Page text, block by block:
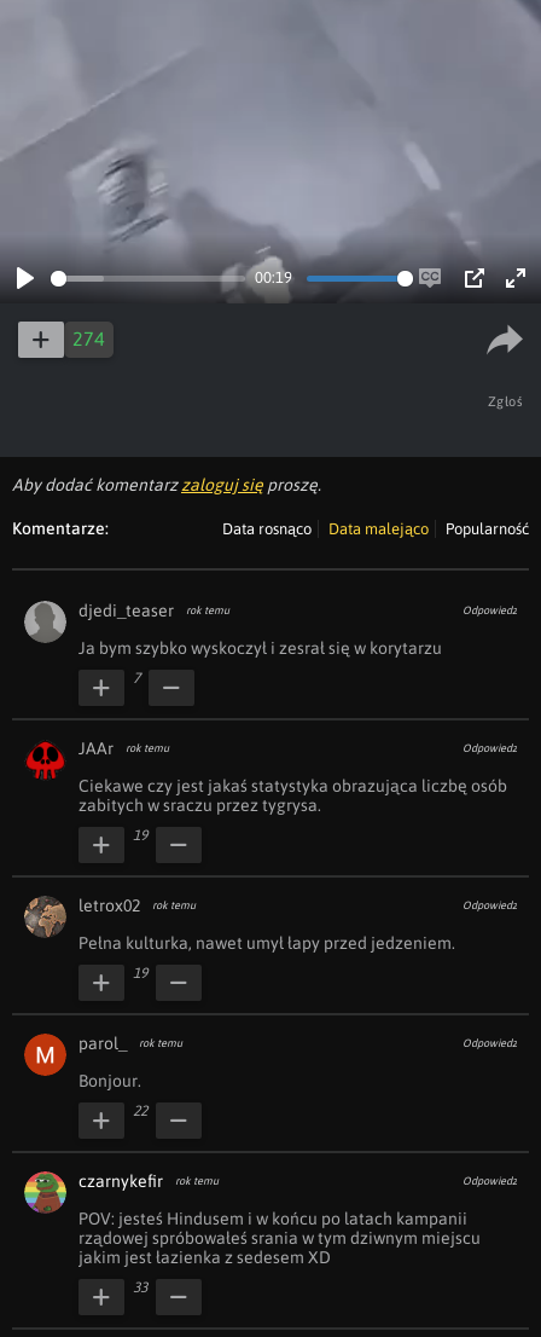
00:19
274
Zgłoś
Aby dodać komentarzzaloguj się proszę.
Komentarze: Data rosnąco Data malejąco Popularność
djedi_teaser rok temu Odpowiedz
Ja bym szybko wyskoczył i zesrał się w korytarzu
7
JAAr rok temu Odpowiedz
Ciekawe czy jest jakaś statystyka obrazująca liczbę osób
zabitych w sraczu przez tygrysa.
19
letrox02 rok temu Odpowiedz
Pełna kulturka, nawet umył łapy przed jedzeniem.
19
parol_ rok temu Odpowiedz
Bonjour.
22
czarnykefir rok temu Odpowiedz
POV: jesteś Hindusem i w końcu po latach kampanii
rządowej spróbowałeś srania w tym dziwnym miejscu
jakim jest łazienka z sedesem XD
33